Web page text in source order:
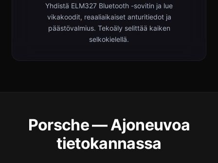
Yhdistä ELM327 Bluetooth -sovitin ja lue
vikakoodit, reaaliaikaiset anturitiedot ja
päästövalmius. Tekoäly selittää kaiken
selkokielellä.
Porsche — Ajoneuvoa
tietokannassa